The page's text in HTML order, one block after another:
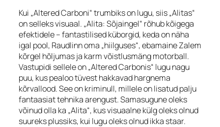
Kui „Altered Carboni“ trumbiks on lugu, siis „Alitas“
on selleks visuaal. „Alita: Sõjaingel“ rõhub kõigega
efektidele – fantastilised küborgid, keda on näha
igal pool, Raudlinn oma „hiilguses“, ebamaine Zalem
kõrgel hõljumas ja karm võistlusmängmotorball.
Vastupidi sellele on „Altered Carbonis“ lugu nagu
puu, kus pealoo tüvest hakkavad hargnema
kõrvallood. See on kriminull, millele on lisatud palju
fantaasiat tehnika arengust. Samasugune oleks
võinud olla ka „Alita“, kus visuaalne külg oleks olnud
suureks plussiks, kui lugu oleks olnud ikka staar.